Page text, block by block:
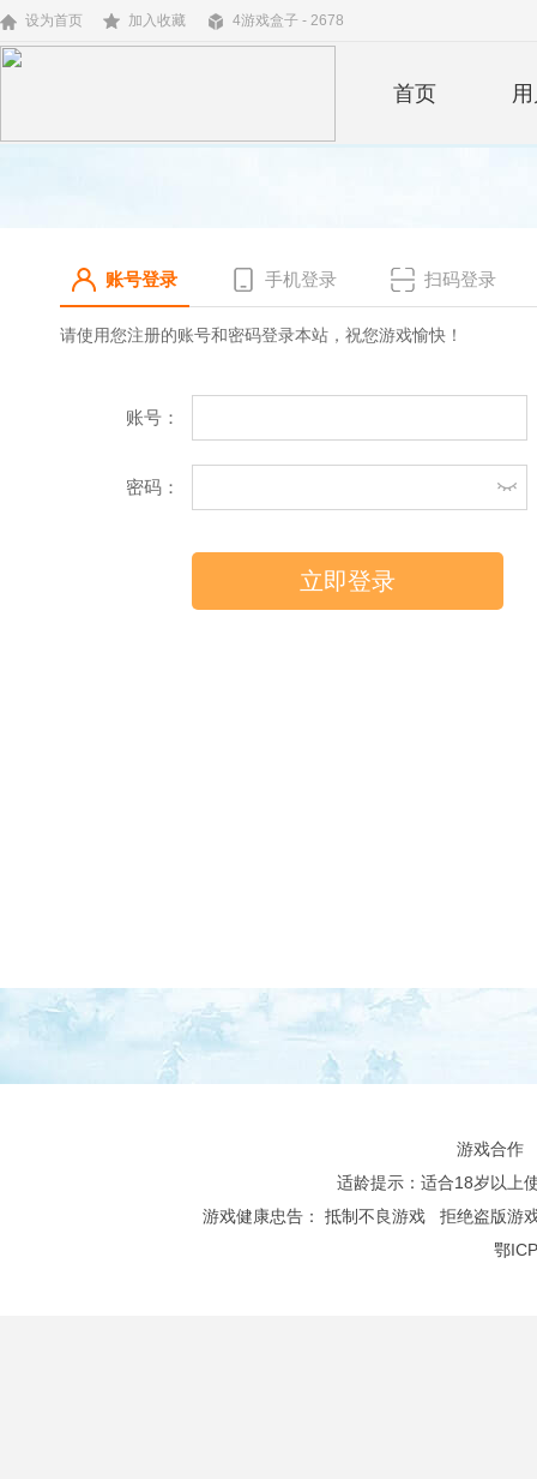
设为首页 加入收藏 4游戏盒子 - 2678
首页
账号登录 手机登录 扫码登录
请使用您注册的账号和密码登录本站，祝您游戏愉快！
账号：
密码：
游戏合作
适龄提示：适合18岁以上
游戏健康忠告：
抵制不良游戏
拒绝盗版游
鄂